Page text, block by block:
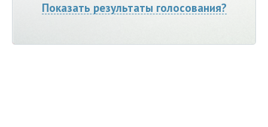
Показать результаты голосования?